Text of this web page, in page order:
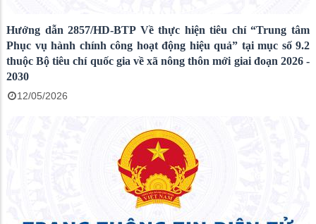
Hướng dẫn 2857/HD-BTP Về thực hiện tiêu chí “Trung tâm
Phục vụ hành chính công hoạt động hiệu quả” tại mục số 9.2
thuộc Bộ tiêu chí quốc gia về xã nông thôn mới giai đoạn 2026 -
2030
12/05/2026